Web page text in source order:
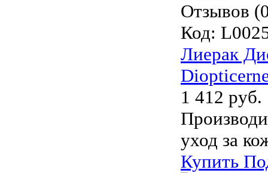
Отзывов
Код:
Лиерак
1 412 руб.
уход за
Купить